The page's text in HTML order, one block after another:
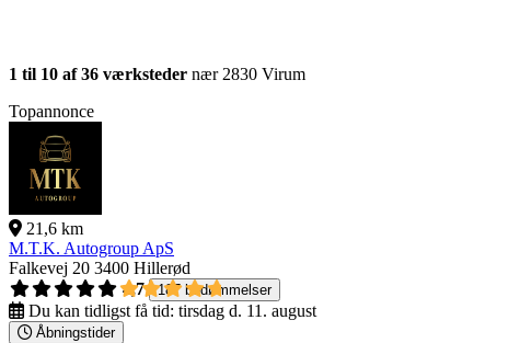
1 til 10 af 36 værksteder nær 2830 Virum
Topannonce
21,6 km
M.T.K. Autogroup ApS
Falkevej 20 3400 Hillerød
4,7
187 bedømmelser
Du kan tidligst få tid: tirsdag d. 11. august
Åbningstider